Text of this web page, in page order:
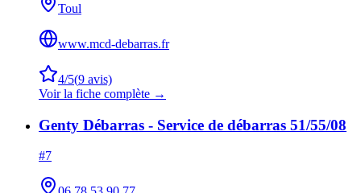
Toul
www.mcd-debarras.fr
4/5(9 avis)
Voir la fiche complète →
Genty Débarras - Service de débarras 51/55/08
#7